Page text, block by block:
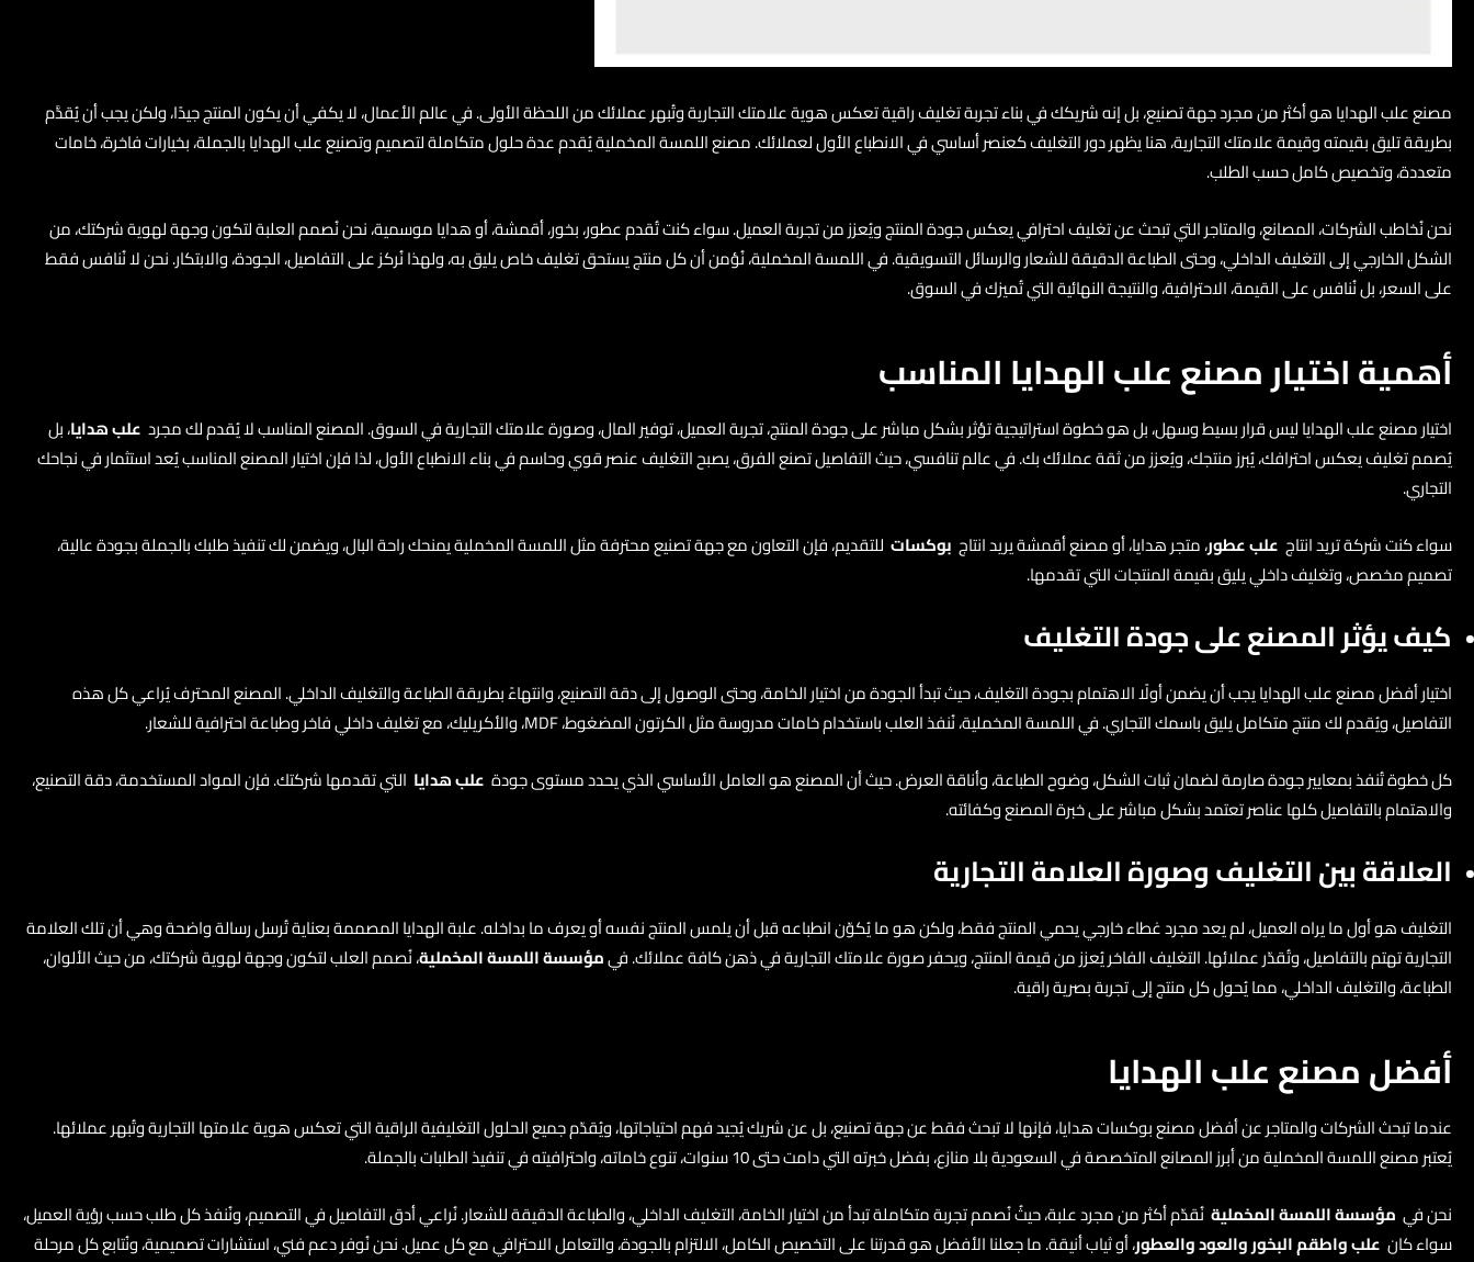
مصنع علب الهدايا هو أكثر من مجرد جهة تصنيع، بل إنه شريكك في بناء تجربة تغليف راقية تعكس هوية علامتك التجارية وتُبهر عملائك من اللحظة الأولى. في عالم الأعمال، لا يكفي أن يكون المنتج جيدًا، ولكن يجب أن يُقدَّم
بطريقة تليق بقيمته وقيمة علامتك التجارية، هنا يظهر دور التغليف كعنصر أساسي في الانطباع الأول لعملائك. مصنع اللمسة المخملية يُقدم عدة حلول متكاملة لتصميم وتصنيع علب الهدايا بالجملة، بخيارات فاخرة، خامات
متعددة، وتخصيص كامل حسب الطلب.
نحن نُخاطب الشركات، المصانع، والمتاجر التي تبحث عن تغليف احترافي يعكس جودة المنتج ويُعزز من تجربة العميل. سواء كنت تُقدم عطور، بخور، أقمشة، أو هدايا موسمية، نحن نُصمم العلبة لتكون وجهة لهوية شركتك، من
الشكل الخارجي إلى التغليف الداخلي، وحتى الطباعة الدقيقة للشعار والرسائل التسويقية. في اللمسة المخملية، نُؤمن أن كل منتج يستحق تغليف خاص يليق به، ولهذا نُركز على التفاصيل، الجودة، والابتكار. نحن لا نُنافس فقط
على السعر، بل نُنافس على القيمة، الاحترافية، والنتيجة النهائية التي تُميزك في السوق.
أهمية اختيار مصنع علب الهدايا المناسب
اختيار مصنع علب الهدايا ليس قرار بسيط وسهل، بل هو خطوة استراتيجية تؤثر بشكل مباشر على جودة المنتج، تجربة العميل، توفير المال، وصورة علامتك التجارية في السوق. المصنع المناسب لا يُقدم لك مجرد علب هدايا، بل
يُصمم تغليف يعكس احترافك، يُبرز منتجك، ويُعزز من ثقة عملائك بك. في عالم تنافسي، حيث التفاصيل تصنع الفرق، يصبح التغليف عنصر قوي وحاسم في بناء الانطباع الأول، لذا فإن اختيار المصنع المناسب يُعد استثمار في نجاحك
التجاري.
سواء كنت شركة تريد انتاج علب عطور، متجر هدايا، أو مصنع أقمشة يريد انتاج بوكسات للتقديم، فإن التعاون مع جهة تصنيع محترفة مثل اللمسة المخملية يمنحك راحة البال، ويضمن لك تنفيذ طلبك بالجملة بجودة عالية،
تصميم مخصص، وتغليف داخلي يليق بقيمة المنتجات التي تقدمها.
كيف يؤثر المصنع على جودة التغليف
اختيار أفضل مصنع علب الهدايا يجب أن يضمن أولًا الاهتمام بجودة التغليف، حيث تبدأ الجودة من اختيار الخامة، وحتى الوصول إلى دقة التصنيع، وانتهاءً بطريقة الطباعة والتغليف الداخلي. المصنع المحترف يُراعي كل هذه
التفاصيل، ويُقدم لك منتج متكامل يليق باسمك التجاري. في اللمسة المخملية، نُنفذ العلب باستخدام خامات مدروسة مثل الكرتون المضغوط، MDF، والأكريليك، مع تغليف داخلي فاخر وطباعة احترافية للشعار.
كل خطوة تُنفذ بمعايير جودة صارمة لضمان ثبات الشكل، وضوح الطباعة، وأناقة العرض. حيث أن المصنع هو العامل الأساسي الذي يحدد مستوى جودة علب هدايا التي تقدمها شركتك. فإن المواد المستخدمة، دقة التصنيع،
والاهتمام بالتفاصيل كلها عناصر تعتمد بشكل مباشر على خبرة المصنع وكفائته.
العلاقة بين التغليف وصورة العلامة التجارية
التغليف هو أول ما يراه العميل، لم يعد مجرد غطاء خارجي يحمي المنتج فقط، ولكن هو ما يُكوّن انطباعه قبل أن يلمس المنتج نفسه أو يعرف ما بداخله. علبة الهدايا المصممة بعناية تُرسل رسالة واضحة وهي أن تلك العلامة
التجارية تهتم بالتفاصيل، وتُقدّر عملائها. التغليف الفاخر يُعزز من قيمة المنتج، ويحفر صورة علامتك التجارية في ذهن كافة عملائك. فيمؤسسة اللمسة المخملية، نُصمم العلب لتكون وجهة لهوية شركتك، من حيث الألوان،
الطباعة، والتغليف الداخلي، مما يُحول كل منتج إلى تجربة بصرية راقية.
أفضل مصنع علب الهدايا
عندما تبحث الشركات والمتاجر عن أفضل مصنع بوكسات هدايا، فإنها لا تبحث فقط عن جهة تصنيع، بل عن شريك يُجيد فهم احتياجاتها، ويُقدّم جميع الحلول التغليفية الراقية التي تعكس هوية علامتها التجارية وتُبهر عملائها.
يُعتبر مصنع اللمسة المخملية من أبرز المصانع المتخصصة في السعودية بلا منازع، بفضل خبرته التي دامت حتى 10 سنوات، تنوع خاماته، واحترافيته في تنفيذ الطلبات بالجملة.
نحن في مؤسسة اللمسة المخملية نُقدّم أكثر من مجرد علبة، حيثُ نُصمم تجربة متكاملة تبدأ من اختيار الخامة، التغليف الداخلي، والطباعة الدقيقة للشعار. نُراعي أدق التفاصيل في التصميم، ونُنفذ كل طلب حسب رؤية العميل،
سواء كان علب واطقم البخور والعود والعطور، أو ثياب أنيقة. ما جعلنا الأفضل هو قدرتنا على التخصيص الكامل، الالتزام بالجودة، والتعامل الاحترافي مع كل عميل. نحن نُوفر دعم فني، استشارات تصميمية، ونُتابع كل مرحلة